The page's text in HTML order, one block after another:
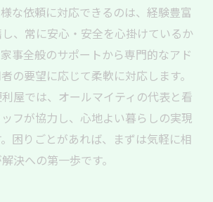
な依頼に対応できるのは、経験豊富
、常に安心・安全を心掛けているか
事全般のサポートから専門的なアド
の要望に応じて柔軟に対応します。
屋では、オールマイティの代表と看
フが協力し、心地よい暮らしの実現
困りごとがあれば、まずは気軽に相
決への第一歩です。